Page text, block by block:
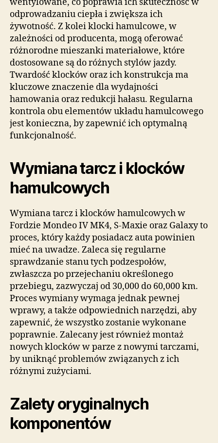
wentylowane, co poprawia ich skuteczność w
odprowadzaniu ciepła i zwiększa ich
żywotność. Z kolei klocki hamulcowe, w
zależności od producenta, mogą oferować
różnorodne mieszanki materiałowe, które
dostosowane są do różnych stylów jazdy.
Twardość klocków oraz ich konstrukcja ma
kluczowe znaczenie dla wydajności
hamowania oraz redukcji hałasu. Regularna
kontrola obu elementów układu hamulcowego
jest konieczna, by zapewnić ich optymalną
funkcjonalność.
Wymiana tarcz i klocków
hamulcowych
Wymiana tarcz i klocków hamulcowych w
Fordzie Mondeo IV MK4, S-Maxie oraz Galaxy to
proces, który każdy posiadacz auta powinien
mieć na uwadze. Zaleca się regularne
sprawdzanie stanu tych podzespołów,
zwłaszcza po przejechaniu określonego
przebiegu, zazwyczaj od 30,000 do 60,000 km.
Proces wymiany wymaga jednak pewnej
wprawy, a także odpowiednich narzędzi, aby
zapewnić, że wszystko zostanie wykonane
poprawnie. Zalecany jest również montaż
nowych klocków w parze z nowymi tarczami,
by uniknąć problemów związanych z ich
różnymi zużyciami.
Zalety oryginalnych
komponentów